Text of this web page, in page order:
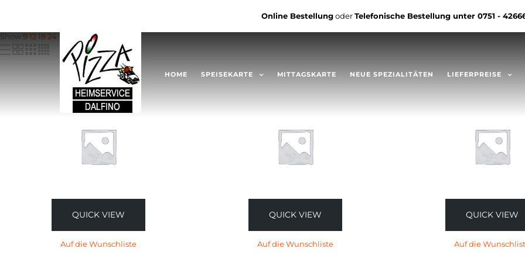
Online BestellungoderTelefonische Bestellung unter 0751 -
HOME SPEISEKARTE MITTAGSKARTE NEUE SPEZIALITÄTEN LIEFERPREISE
Show9 121824
QUICK VIEW
Auf die Wunschliste
QUICK VIEW
Auf die Wunschliste
QUICK VIEW
Auf die